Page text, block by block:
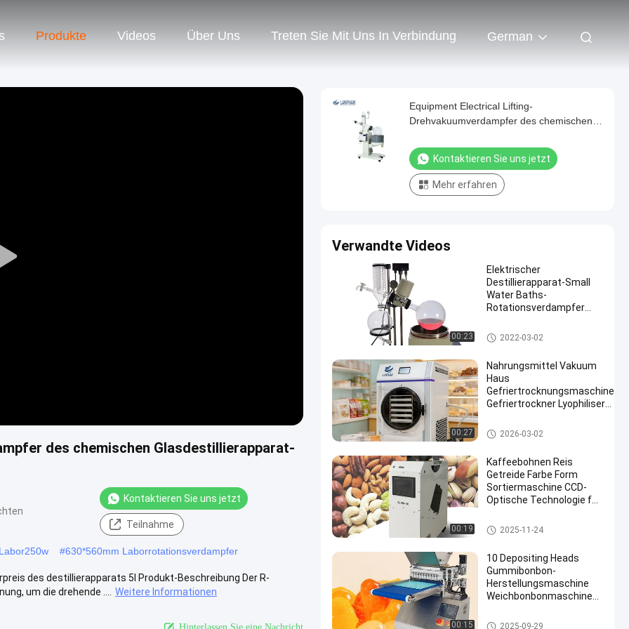
Produkte Videos Über Uns Treten Sie Mit Uns In Verbindung German
Play
des chemischen Glasdestillierapparat-
Kontaktieren Sie uns jetzt
Teilnahme
#630*560mm Laborrotationsverdampfer
des destillierapparats 5l Produkt-Beschreibung Der R-
um die drehende ....
Weitere Informationen
Hinterlassen Sie eine Nachricht
Equipment Electrical Lifting-
Drehvakuumverdampfer des chemischen
Kontaktieren Sie uns jetzt
Mehr erfahren
Verwandte Videos
00:23
Elektrischer
Destillierapparat-Small
Water Baths-
Rotationsverdampfer
501
Laborrotationsverdampfer
2022-03-02
00:27
Nahrungsmittel Vakuum
Haus
Gefriertrocknungsmaschine
Gefriertrockner Lyophiliser
Vakuumfrost-Trockner
2026-03-02
00:19
Kaffeebohnen Reis
Getreide Farbe Form
Sortiermaschine CCD-
Optische Technologie für
Farbsortierermaschine
2025-11-24
00:15
10 Depositing Heads
Gummibonbon-
Herstellungsmaschine
Weichbonbonmaschine
Vakuumfrost-Trockner
2025-09-29